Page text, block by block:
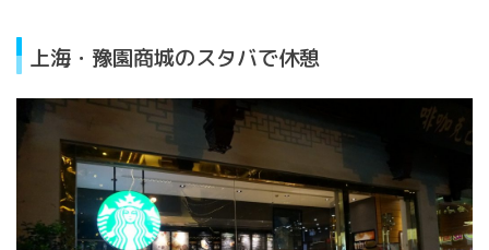
上海・豫園商城のスタバで休憩